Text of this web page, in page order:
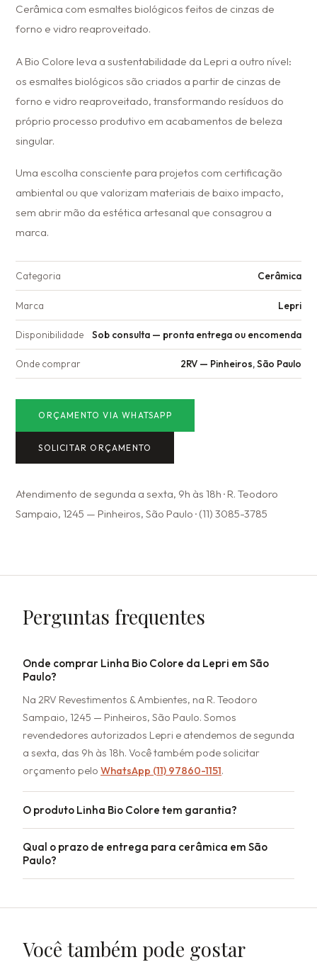
Cerâmica com esmaltes biológicos feitos de cinzas de
forno e vidro reaproveitado.
A Bio Colore leva a sustentabilidade da Lepri a outro nível:
os esmaltes biológicos são criados a partir de cinzas de
forno e vidro reaproveitado, transformando resíduos do
próprio processo produtivo em acabamentos de beleza
singular.
Uma escolha consciente para projetos com certificação
ambiental ou que valorizam materiais de baixo impacto,
sem abrir mão da estética artesanal que consagrou a
marca.
Categoria Cerâmica
Marca Lepri
Disponibilidade Sob consulta — pronta entrega ou encomenda
Onde comprar 2RV — Pinheiros, São Paulo
ORÇAMENTO VIA WHATSAPP
SOLICITAR ORÇAMENTO
Atendimento de segunda a sexta, 9h às 18h · R. Teodoro
Sampaio, 1245 — Pinheiros, São Paulo · (11) 3085-3785
Perguntas frequentes
Onde comprar Linha Bio Colore da Lepri em São
Paulo?
Na 2RV Revestimentos & Ambientes, na R. Teodoro
Sampaio, 1245 — Pinheiros, São Paulo. Somos
revendedores autorizados Lepri e atendemos de segunda
a sexta, das 9h às 18h. Você também pode solicitar
orçamento pelo WhatsApp (11) 97860-1151.
O produto Linha Bio Colore tem garantia?
Qual o prazo de entrega para cerâmica em São
Paulo?
Você também pode gostar